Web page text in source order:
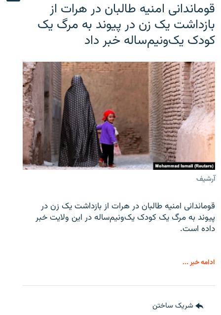
قوماندانی امنیه طالبان در هرات از
بازداشت یک زن در پیوند به مرگ یک
کودک یک‌ونیم‌ساله خبر داد
آرشیف
قوماندانی امنیه طالبان در هرات از بازداشت یک زن در
پیوند به مرگ یک کودک یک‌ونیم‌ساله در این ولایت خبر
داده است.
ادامه خبر ...
شریک ساختن